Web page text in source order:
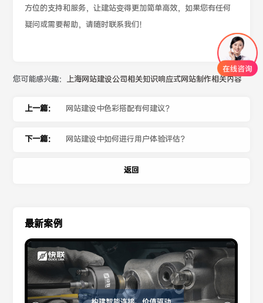
方位的支持和服务，让建站变得更加简单高效，如果您有任何
疑问或需要帮助，请随时联系我们！
您可能感兴趣： 上海网站建设公司相关知识响应式网站制作相关内容
上一篇： 网站建设中色彩搭配有何建议？
下一篇： 网站建设中如何进行用户体验评估？
返回
最新案例